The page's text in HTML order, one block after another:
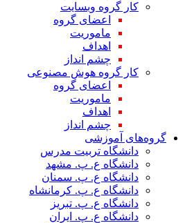
کار گروه وبسایت
اعضای گروه
ماموریت
اهداف
چشم انداز
کار گروه هوش مصنوعی
اعضای گروه
ماموریت
اهداف
چشم انداز
گروه‌های آموزشی
دانشگاه تربیت مدرس
دانشگاه ع. پ. مشهد
دانشگاه ع. پ. سمنان
دانشگاه ع. پ. کرمانشاه
دانشگاه ع. پ. تبریز
دانشگاه ع. پ. ایران